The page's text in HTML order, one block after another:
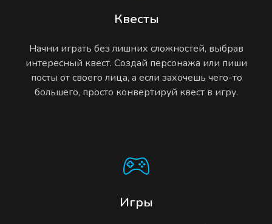
Квесты
Начни играть без лишних сложностей, выбрав
интересный квест. Создай персонажа или пиши
посты от своего лица, а если захочешь чего-то
большего, просто конвертируй квест в игру.
Игры